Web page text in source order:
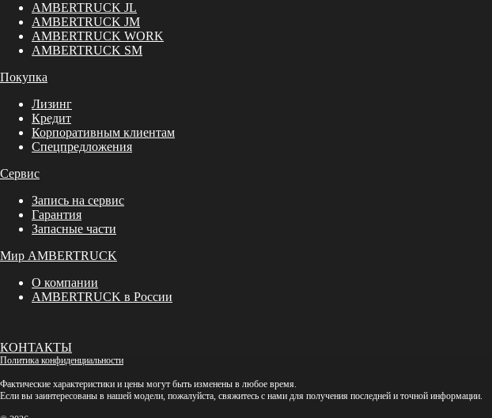
AMBERTRUCK JL
АMBERTRUCK JM
AMBERTRUCK WORK
AMBERTRUCK SM
Покупка
Лизинг
Кредит
Корпоративным клиентам
Спецпредложения
Сервис
Запись на сервис
Гарантия
Запасные части
Мир AMBERTRUCK
О компании
AMBERTRUCK в России
КОНТАКТЫ
Политика конфиденциальности
Фактические характеристики и цены могут быть изменены в любое время.
Если вы заинтересованы в нашей модели, пожалуйста, свяжитесь с нами для получения последней и точной информации.